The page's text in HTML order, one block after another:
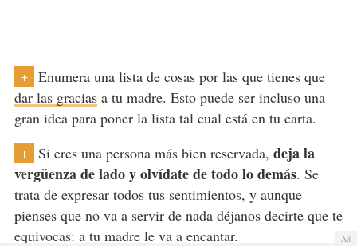
+
Enumera una lista de cosas por las que tienes que
dar las graciasa tu madre. Esto puede ser incluso una
gran idea para poner la lista tal cual está en tu carta.
+ Si eres una persona más bien reservada, deja la
vergüenza de lado y olvídate de todo lo demás. Se
trata de expresar todos tus sentimientos, y aunque
pienses que no va a servir de nada déjanos decirte que te
equivocas: a tu madre le va a encantar.
Ad